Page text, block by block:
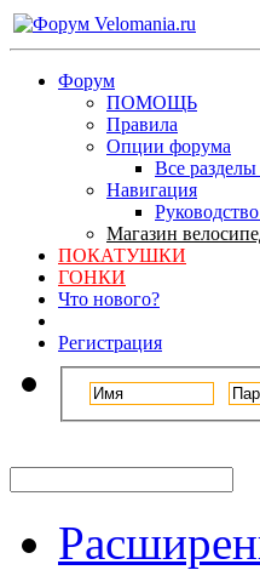
Форум
ПОМОЩЬ
Правила
Опции форума
Все
Навигация
Магазин
ПОКАТУШКИ
ГОНКИ
Что нового?
Регистрация